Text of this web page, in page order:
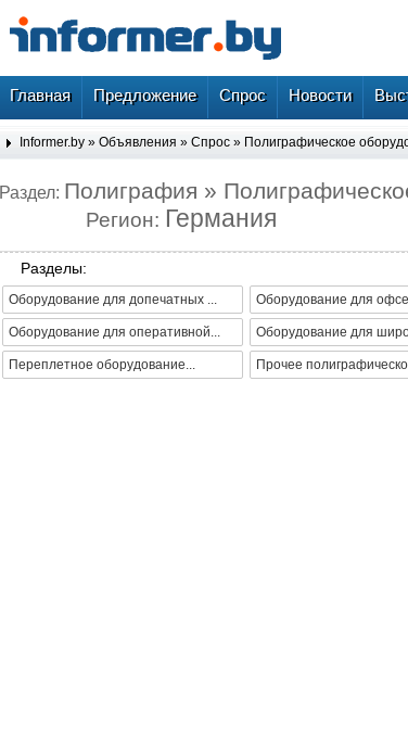
Главная Предложение Спрос Новости
Informer.by » Объявления » Спрос » Полиграфическое
Раздел: Полиграфия »
Регион: Германия
Разделы:
Оборудование для допечатных ... Оборудование для
Оборудование для оперативной... Оборудование для
Переплетное оборудование... Прочее